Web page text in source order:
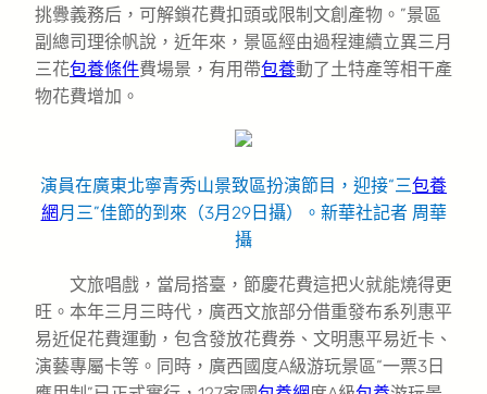
挑釁義務后，可解鎖花費扣頭或限制文創產物。”景區
副總司理徐帆說，近年來，景區經由過程連續立異三月
三花包養條件費場景，有用帶包養動了土特產等相干產
物花費增加。
演員在廣東北寧青秀山景致區扮演節目，迎接“三包養
網月三”佳節的到來（3月29日攝）。新華社記者 周華
攝
文旅唱戲，當局搭臺，節慶花費這把火就能燒得更
旺。本年三月三時代，廣西文旅部分借重發布系列惠平
易近促花費運動，包含發放花費券、文明惠平易近卡、
演藝專屬卡等。同時，廣西國度A級游玩景區“一票3日